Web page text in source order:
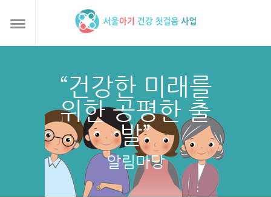
“건강한 미래를
위한 공평한 출
발”
알림마당